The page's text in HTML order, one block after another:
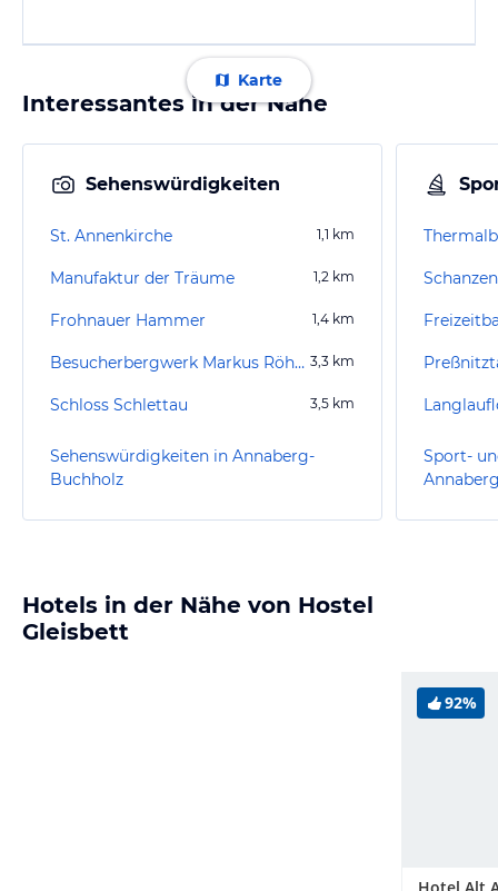
Karte
Interessantes in der Nähe
Sehenswürdigkeiten
St. Annenkirche 1,1 km
Manufaktur der Träume 1,2 km
Frohnauer Hammer 1,4 km
Besucherbergwerk Markus Röhling Stolln 3,3 km
Schloss Schlettau 3,5 km
Sehenswürdigkeiten in Annaberg-
Buchholz
Sport-
Hotels in der Nähe von Hostel
Gleisbett
92%